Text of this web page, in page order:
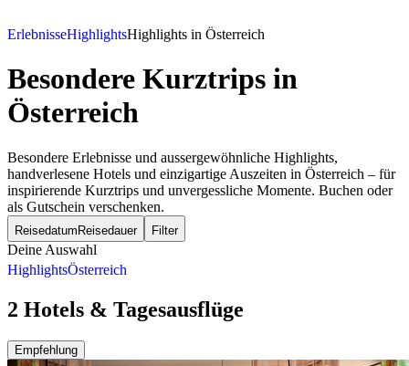
ErlebnisseHighlightsHighlights in Österreich
Besondere Kurztrips in
Österreich
Besondere Erlebnisse und aussergewöhnliche Highlights,
handverlesene Hotels und einzigartige Auszeiten in Österreich – für
inspirierende Kurztrips und unvergessliche Momente. Buchen oder
als Gutschein verschenken.
Reisedatum Reisedauer Filter
Deine Auswahl
HighlightsÖsterreich
2 Hotels & Tagesausflüge
Empfehlung